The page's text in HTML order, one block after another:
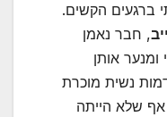
ברגעים הקשים.
, חבר נאמן
אותן
נשית מוכרת
שלא הייתה